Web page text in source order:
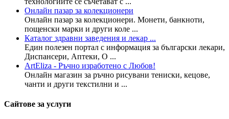
Онлайн пазар за колекционери
Онлайн пазар за колекционери. Монети, банкноти,
пощенски марки и други коле ...
Каталог здравни заведения и лекар ...
Един полезен портал с информация за български лекари,
Диспансери, Аптеки, О ...
ArtEliza - Ръчно изработено с Любов!
Онлайн магазин за ръчно рисувани тениски, кецове,
чанти и други текстилни и ...
Сайтове за услуги